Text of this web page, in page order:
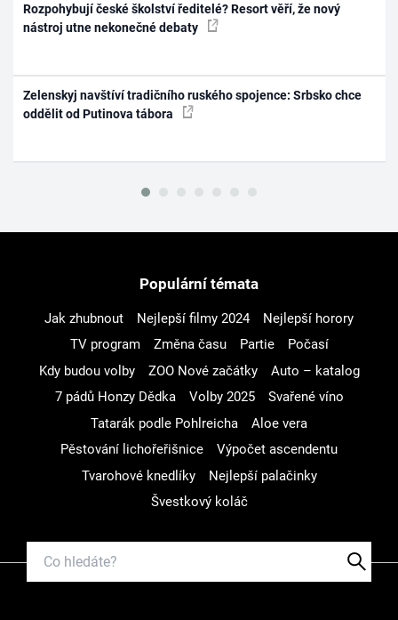
Rozpohybují české školství ředitelé? Resort věří, že nový
nástroj utne nekonečné debaty
Zelenskyj navštíví tradičního ruského spojence: Srbsko chce
oddělit od Putinova tábora
Populární témata
Jak zhubnout Nejlepší filmy 2024
Nejlepší horory
TV program
Změna času Partie
Počasí
Kdy budou volby
ZOO Nové začátky
Auto – katalog
7 pádů Honzy Dědka
Volby 2025
Svařené víno
Tatarák podle Pohlreicha
Aloe vera
Pěstování lichořeřišnice
Výpočet ascendentu
Tvarohové knedlíky
Nejlepší palačinky
Švestkový koláč